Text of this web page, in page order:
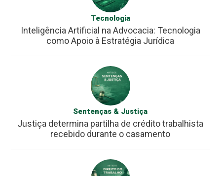
Tecnologia
Inteligência Artificial na Advocacia: Tecnologia
como Apoio à Estratégia Jurídica
Sentenças & Justiça
Justiça determina partilha de crédito trabalhista
recebido durante o casamento